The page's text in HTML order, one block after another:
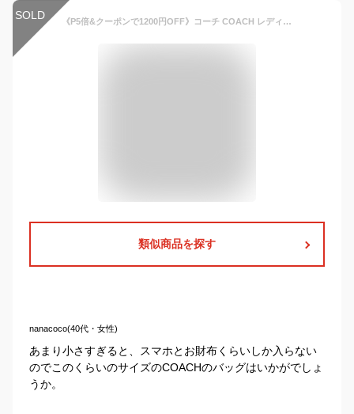
SOLD 《P5倍&クーポンで1200円OFF》コーチ COACH レディース ショルダーバッグ レザー 2way 縦型 ミニトートバッグ ［ブラック/レッド/ホワイト］ 1011 | コンビニ受取 ブランド
類似商品を探す
nanacoco(40代・女性)
あまり小さすぎると、スマホとお財布くらいしか入らない
のでこのくらいのサイズのCOACHのバッグはいかがでしょ
うか。